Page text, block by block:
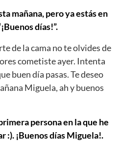
mañana, pero ya estás en
días!”.
de la cama no te olvides de
cometiste ayer. Intenta
buen día pasas. Te deseo
Miguela, ah y buenos
persona en la que he
:). ¡Buenos días Miguela!.